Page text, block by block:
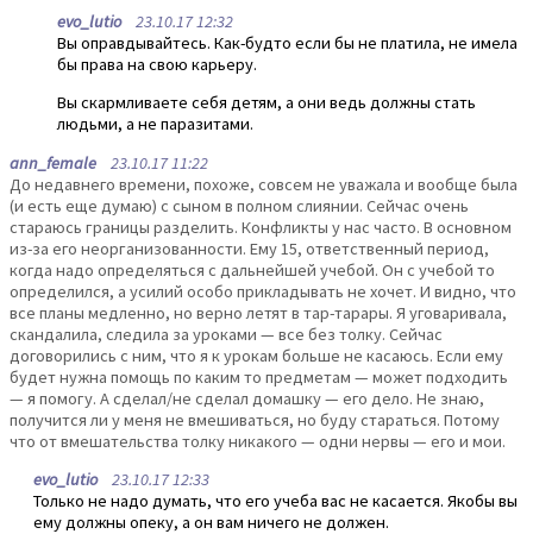
evo_lutio23.10.17 12:32
Вы оправдывайтесь. Как-будто если бы не платила, не имела
бы права на свою карьеру.
Вы скармливаете себя детям, а они ведь должны стать
людьми, а не паразитами.
ann_female 23.10.17 11:22
До недавнего времени, похоже, совсем не уважала и вообще была
(и есть еще думаю) с сыном в полном слиянии. Сейчас очень
стараюсь границы разделить. Конфликты у нас часто. В основном
из-за его неорганизованности. Ему 15, ответственный период,
когда надо определяться с дальнейшей учебой. Он с учебой то
определился, а усилий особо прикладывать не хочет. И видно, что
все планы медленно, но верно летят в тар-тарары. Я уговаривала,
скандалила, следила за уроками — все без толку. Сейчас
договорились с ним, что я к урокам больше не касаюсь. Если ему
будет нужна помощь по каким то предметам — может подходить
— я помогу. А сделал/не сделал домашку — его дело. Не знаю,
получится ли у меня не вмешиваться, но буду стараться. Потому
что от вмешательства толку никакого — одни нервы — его и мои.
evo_lutio23.10.17 12:33
Только не надо думать, что его учеба вас не касается. Якобы вы
ему должны опеку, а он вам ничего не должен.